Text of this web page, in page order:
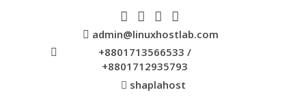
admin@linuxhostlab.com
+8801713566533 /
+8801712935793
shaplahost